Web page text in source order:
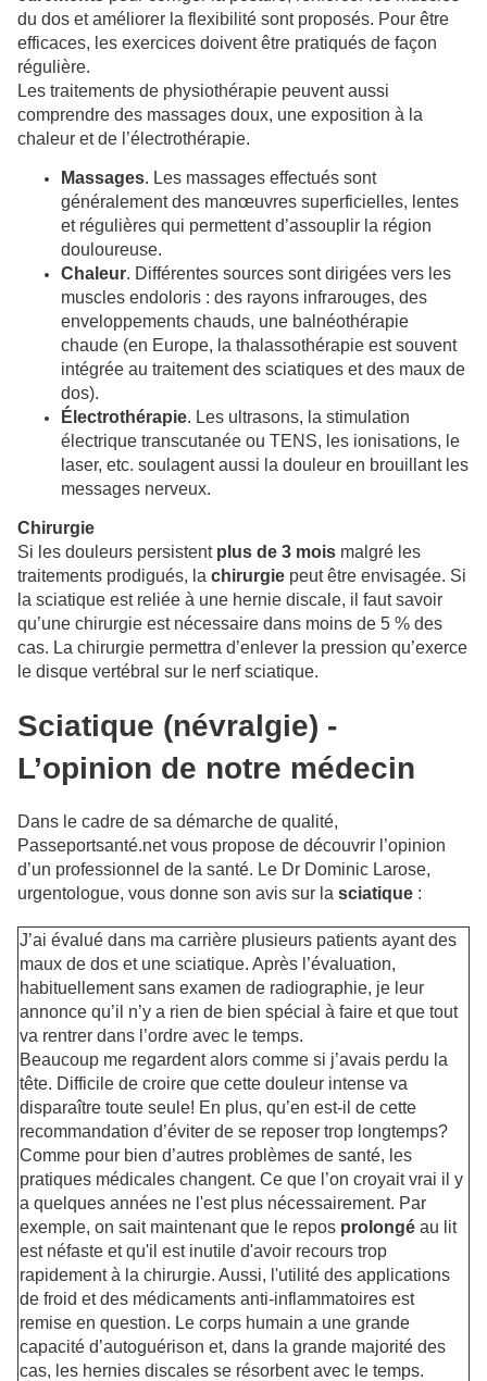
du dos et améliorer la flexibilité sont proposés. Pour être
efficaces, les exercices doivent être pratiqués de façon
régulière.
Les traitements de physiothérapie peuvent aussi
comprendre des massages doux, une exposition à la
chaleur et de l’électrothérapie.
Massages. Les massages effectués sont
généralement des manœuvres superficielles, lentes
et régulières qui permettent d’assouplir la région
douloureuse.
Chaleur. Différentes sources sont dirigées vers les
muscles endoloris : des rayons infrarouges, des
enveloppements chauds, une balnéothérapie
chaude (en Europe, la thalassothérapie est souvent
intégrée au traitement des sciatiques et des maux de
dos).
Électrothérapie. Les ultrasons, la stimulation
électrique transcutanée ou TENS, les ionisations, le
laser, etc. soulagent aussi la douleur en brouillant les
messages nerveux.
Chirurgie
Si les douleurs persistent plus de 3 mois malgré les
traitements prodigués, la chirurgie peut être envisagée. Si
la sciatique est reliée à une hernie discale, il faut savoir
qu’une chirurgie est nécessaire dans moins de 5 % des
cas. La chirurgie permettra d’enlever la pression qu’exerce
le disque vertébral sur le nerf sciatique.
Sciatique (névralgie) -
L’opinion de notre médecin
Dans le cadre de sa démarche de qualité,
Passeportsanté.net vous propose de découvrir l’opinion
d’un professionnel de la santé. Le Dr Dominic Larose,
urgentologue, vous donne son avis sur la sciatique :
J’ai évalué dans ma carrière plusieurs patients ayant des
maux de dos et une sciatique. Après l’évaluation,
habituellement sans examen de radiographie, je leur
annonce qu’il n’y a rien de bien spécial à faire et que tout
va rentrer dans l’ordre avec le temps.
Beaucoup me regardent alors comme si j’avais perdu la
tête. Difficile de croire que cette douleur intense va
disparaître toute seule! En plus, qu’en est-il de cette
recommandation d’éviter de se reposer trop longtemps?
Comme pour bien d’autres problèmes de santé, les
pratiques médicales changent. Ce que l’on croyait vrai il y
a quelques années ne l'est plus nécessairement. Par
exemple, on sait maintenant que le repos prolongé au lit
est néfaste et qu'il est inutile d'avoir recours trop
rapidement à la chirurgie. Aussi, l'utilité des applications
de froid et des médicaments anti-inflammatoires est
remise en question. Le corps humain a une grande
capacité d’autoguérison et, dans la grande majorité des
cas, les hernies discales se résorbent avec le temps.